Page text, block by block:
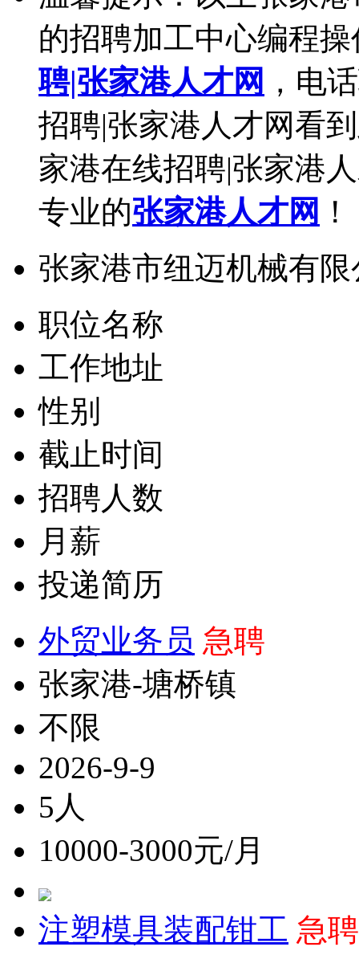
的招聘加工中心编程
聘|张家港人才网 ，电
招聘|张家港人才网看
家港在线招聘|张家港
专业的张家港人才网 ！
张家港市纽迈机械有
职位名称
工作地址
性别
截止时间
招聘人数
月薪
投递简历
外贸业务员 急聘
张家港-塘桥镇
不限
2026-9-9
5人
10000-3000元/月
注塑模具装配钳工 急聘